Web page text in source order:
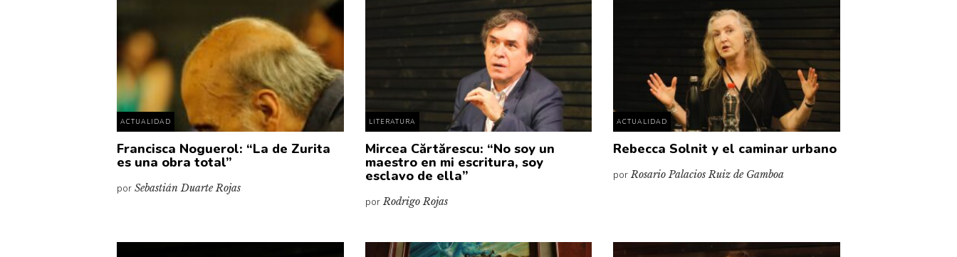
ACTUALIDAD
Francisca Noguerol: “La de Zurita
es una obra total”
porSebastián Duarte Rojas
LITERATURA
Mircea Cărtărescu: “No soy un
maestro en mi escritura, soy
esclavo de ella”
porRodrigo Rojas
ACTUALIDAD
Rebecca Solnit y el caminar urbano
porRosario Palacios Ruiz de Gamboa